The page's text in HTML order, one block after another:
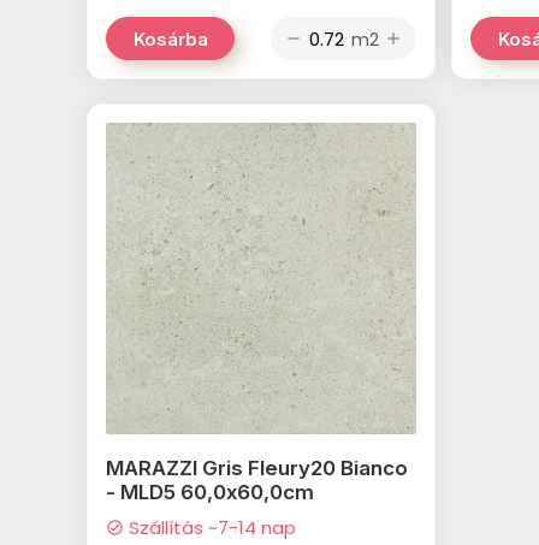
Kosárba remove m2 add
MARAZZI Gris Fleury20 Bianco
- MLD5 60,0x60,0cm
check_circle Szállítás ~7-14 nap